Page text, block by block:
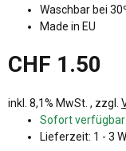
Waschbar bei
Made in EU
CHF 1.50
inkl. 8,1% MwSt. , zzgl.
Sofort verfügbar
Lieferzeit: 1 - 3